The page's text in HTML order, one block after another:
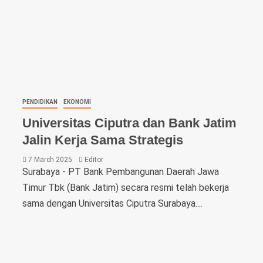
PENDIDIKAN EKONOMI
Universitas Ciputra dan Bank Jatim
Jalin Kerja Sama Strategis
7 March 2025 Editor
Surabaya - PT Bank Pembangunan Daerah Jawa
Timur Tbk (Bank Jatim) secara resmi telah bekerja
sama dengan Universitas Ciputra Surabaya....